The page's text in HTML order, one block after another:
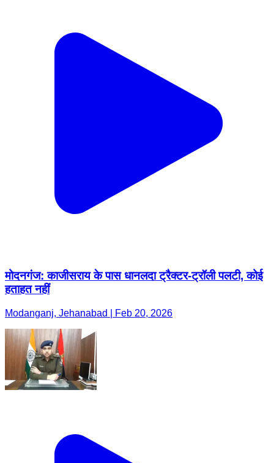
मोदनगंज: काजीसराय के पास धानलदा ट्रैक्टर-ट्रॉली पलटी, कोई
हताहत नहीं
Modanganj, Jehanabad | Feb 20, 2026